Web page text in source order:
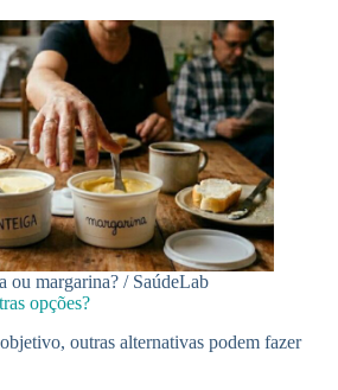
ou margarina? / SaúdeLab
opções?
outras alternativas podem fazer